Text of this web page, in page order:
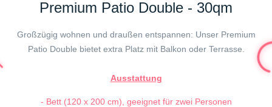
Premium Patio Double - 30qm
Großzügig wohnen und draußen entspannen: Unser Premium
Patio Double bietet extra Platz mit Balkon oder Terrasse.
Ausstattung
- Bett (120 x 200 cm), geeignet für zwei Personen